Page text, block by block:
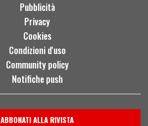
Pubblicità
Privacy
Cookies
Condizioni d'uso
Community policy
Notifiche push
ABBONATI ALLA RIVISTA